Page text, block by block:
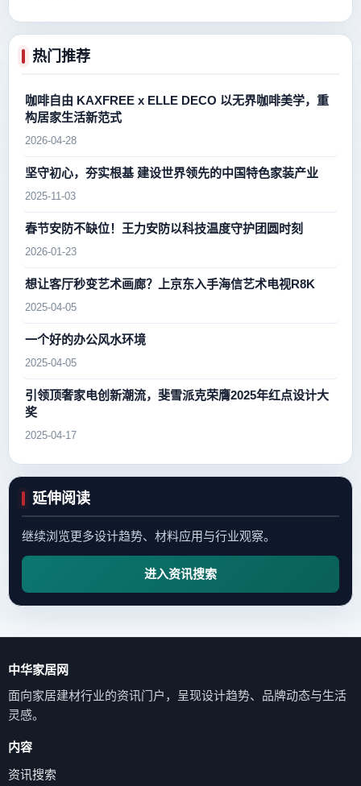
热门推荐
咖啡自由 KAXFREE x ELLE DECO 以无界咖啡美学，重
构居家生活新范式
2026-04-28
坚守初心，夯实根基 建设世界领先的中国特色家装产业
2025-11-03
春节安防不缺位！王力安防以科技温度守护团圆时刻
2026-01-23
想让客厅秒变艺术画廊？上京东入手海信艺术电视R8K
2025-04-05
一个好的办公风水环境
2025-04-05
引领顶奢家电创新潮流，斐雪派克荣膺2025年红点设计大
奖
2025-04-17
延伸阅读
继续浏览更多设计趋势、材料应用与行业观察。
进入资讯搜索
中华家居网
面向家居建材行业的资讯门户，呈现设计趋势、品牌动态与生活
灵感。
内容
资讯搜索